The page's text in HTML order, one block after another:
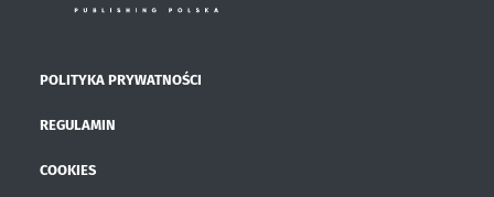
POLITYKA PRYWATNOŚCI
REGULAMIN
COOKIES